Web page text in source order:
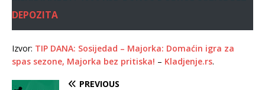
DEPOZITA
Izvor: TIP DANA: Sosijedad – Majorka: Domaćin igra za
spas sezone, Majorka bez pritiska! – Kladjenje.rs.
PREVIOUS